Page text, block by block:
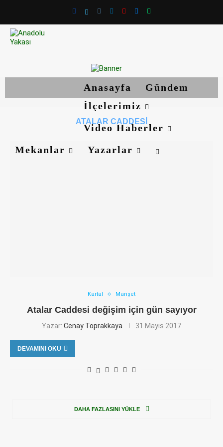
Anasayfa
Gündem
İlçelerimiz
Video Haberler
Mekanlar
Yazarlar
ATALAR CADDESI
Kartal Manşet
Atalar Caddesi değişim için gün sayıyor
Yazar: Cenay Toprakkaya 31 Mayıs 2017
DEVAMINI OKU
DAHA FAZLASINI YÜKLE